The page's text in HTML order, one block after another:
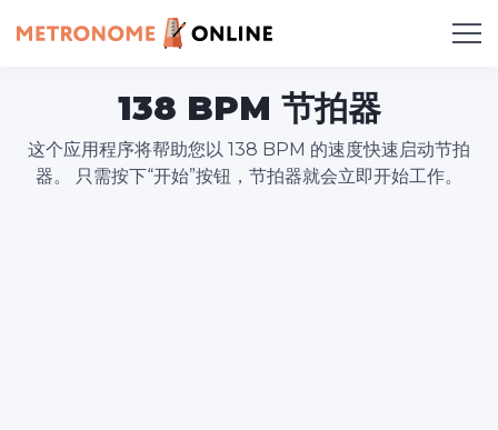
138 BPM 节拍器
这个应用程序将帮助您以 138 BPM 的速度快速启动节拍
器。 只需按下“开始”按钮，节拍器就会立即开始工作。